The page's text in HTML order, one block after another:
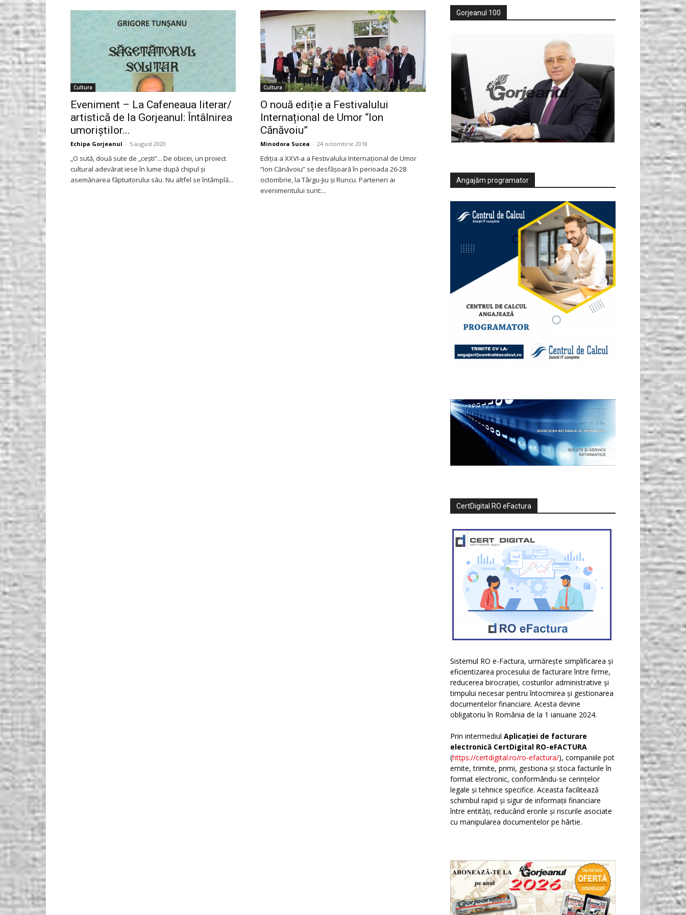
Gorjeanul.ro
Cultura
Eveniment – La Cafeneaua literar/
artistică de la Gorjeanul: Întâlnirea
umoriştilor...
Echipa Gorjeanul - 5 august 2020
„O sută, două sute de „ceşti”... De obicei, un proiect
cultural adevărat iese în lume după chipul şi
asemănarea făptuitorului său. Nu altfel se întâmplă...
Cultura
O nouă ediție a Festivalului
Internațional de Umor “Ion
Cănăvoiu”
Minodora Sucea - 24 octombrie 2018
Ediția a XXVI-a a Festivalului Internațional de Umor
“Ion Cănăvoiu” se desfășoară în perioada 26-28
octombrie, la Târgu-Jiu și Runcu. Parteneri ai
evenimentului sunt:...
Gorjeanul 100
Angajăm programator
CertDigital RO eFactura
Sistemul RO e-Factura, urmărește simplificarea și
eficientizarea procesului de facturare între firme,
reducerea birocrației, costurilor administrative și
timpului necesar pentru întocmirea și gestionarea
documentelor financiare. Acesta devine
obligatoriu în România de la 1 ianuarie 2024.
Prin intermediul Aplicației de facturare
electronică CertDigital RO-eFACTURA
(https://certdigital.ro/ro-efactura/), companiile pot
emite, trimite, primi, gestiona și stoca facturile în
format electronic, conformându-se cerințelor
legale și tehnice specifice. Aceasta facilitează
schimbul rapid și sigur de informații financiare
între entități, reducând erorile și riscurile asociate
cu manipularea documentelor pe hârtie.